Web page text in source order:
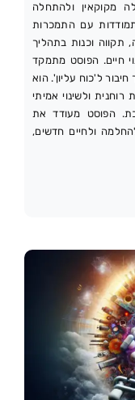
מקוקאין ולהתחלה
עם התמכרות
תקווה וכנות בתהליך
חיים. הפוסט מתמקד
ל'כוח עליון'. הוא
ולשינוי אמיתי
הפוסט מעודד את
ולחיים חדשים,